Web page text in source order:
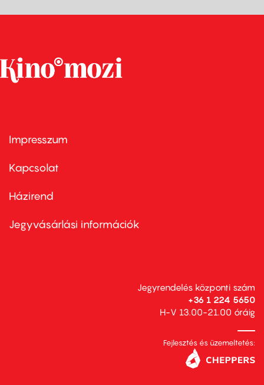
Footer
first
Impresszum
Kapcsolat
Footer
second
Házirend
Jegyvásárlási információk
Jegyrendelés központi szám
+36 1 224 5650
H-V 13.00-21.00 óráig
Fejlesztés és üzemeltetés: